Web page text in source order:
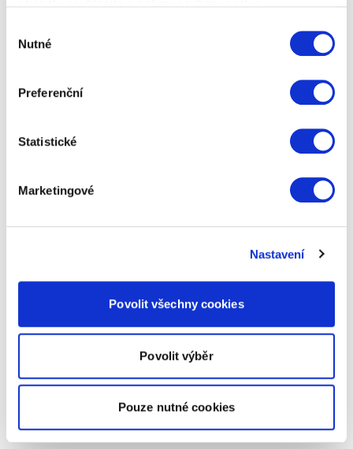
souhlasu
Nutné
Preferenční
Statistické
Marketingové
Nastavení
Povolit všechny cookies
Povolit výběr
Pouze nutné cookies